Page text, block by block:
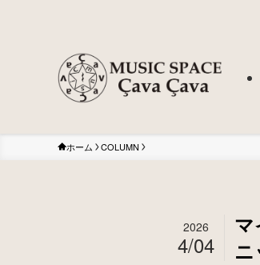
ホーム COLUMN
マ
ニ
2026
4/04